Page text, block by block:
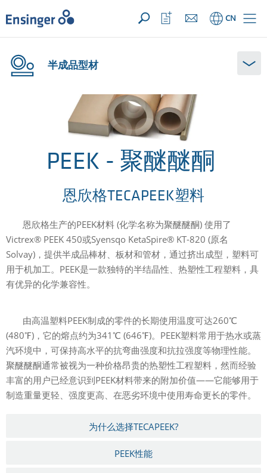
您的询价 ({{productCount}} 产品) 新建
主
页
CN
打
开
收
半成品型材
PEEK - 聚醚醚酮
恩欣格TECAPEEK塑料
恩欣格生产的PEEK材料 (化学名称为聚醚醚酮) 使用了
Victrex® PEEK 450或Syensqo KetaSpire® KT-820 (原名
Solvay)，提供半成品棒材、板材和管材，通过挤出成型，塑料可
用于机加工。PEEK是一款独特的半结晶性、热塑性工程塑料，具
有优异的化学兼容性。
由高温塑料PEEK制成的零件的长期使用温度可达260℃
(480℉)，它的熔点约为341℃ (646℉)。PEEK塑料常用于热水或蒸
汽环境中，可保持高水平的抗弯曲强度和抗拉强度等物理性能。
聚醚醚酮通常被视为一种价格昂贵的热塑性工程塑料，然而经验
丰富的用户已经意识到PEEK材料带来的附加价值——它能够用于
制造重量更轻、强度更高、在恶劣环境中使用寿命更长的零件。
为什么选择TECAPEEK?
PEEK性能